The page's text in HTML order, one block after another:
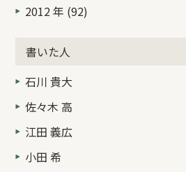
2012 年 (92)
書いた人
石川 貴大
佐々木 高
江田 義広
小田 希